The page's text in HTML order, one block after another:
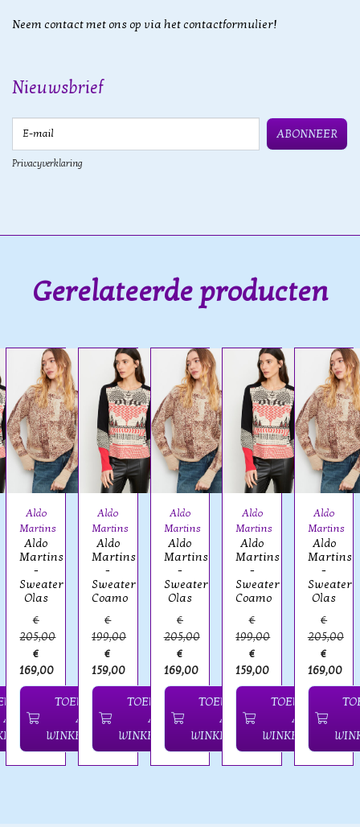
Neem contact met ons op via het contactformulier!
Nieuwsbrief
ABONNEER
Privacyverklaring
Gerelateerde producten
AAN
Aldo
Martins
Aldo
Martins
-
Sweater
Olas
€
205,00
€
169,00
TOEVOEGEN
AAN
WINKELWAGEN
Aldo
Martins
Aldo
Martins
-
Sweater
Coamo
€
199,00
€
159,00
TOEVOEGEN
AAN
WINKELWAGEN
Aldo
Martins
Aldo
Martins
-
Sweater
Olas
€
205,00
€
169,00
TOEVOEGEN
AAN
WINKELWAGEN
Aldo
Martins
Aldo
Martins
-
Sweater
Coamo
€
199,00
€
159,00
TOEVOEGEN
AAN
WINKELWAGEN
Aldo
Martins
Aldo
Martins
-
Sweater
Olas
€
205,00
€
169,00